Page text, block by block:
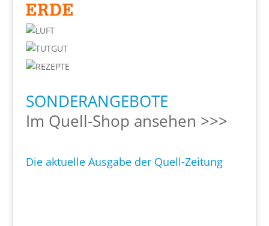
SONDERANGEBOTE
Im Quell-Shop ansehen >>>
Die aktuelle Ausgabe der Quell-Zeitung